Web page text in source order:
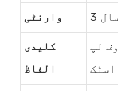
وارنٹی سال
کلیدی
الفاظ
لپ
اسٹک